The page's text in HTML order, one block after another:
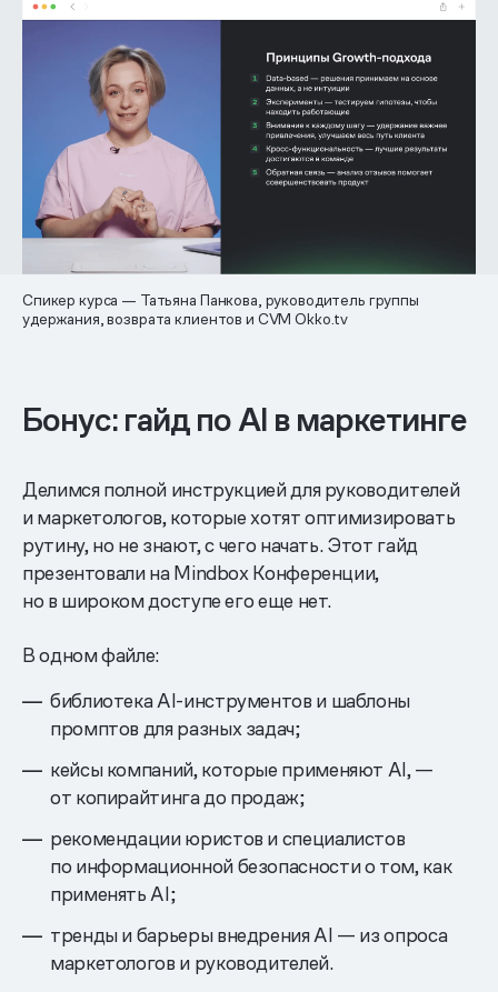
Спикер курса — Татьяна Панкова, руководитель группы
удержания, возврата клиентов и CVM Okko.tv
Бонус: гайд по AI в маркетинге
Делимся полной инструкцией для руководителей
и маркетологов, которые хотят оптимизировать
рутину, но не знают, с чего начать. Этот гайд
презентовали на Mindbox Конференции,
но в широком доступе его еще нет.
В одном файле:
библиотека AI-инструментов и шаблоны
промптов для разных задач;
кейсы компаний, которые применяют AI, —
от копирайтинга до продаж;
рекомендации юристов и специалистов
по информационной безопасности о том, как
применять АІ;
тренды и барьеры внедрения AI — из опроса
маркетологов и руководителей.